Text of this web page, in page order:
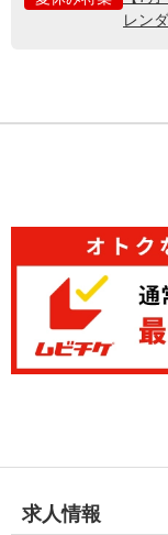
レン
求人情報